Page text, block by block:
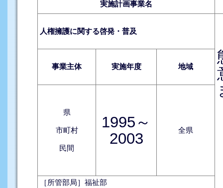
実施計画事業名
人権擁護に関する啓発・普及
事業主体 実施年度 地域
県
市町村
民間
1995～
2003
全県
［所管部局］福祉部